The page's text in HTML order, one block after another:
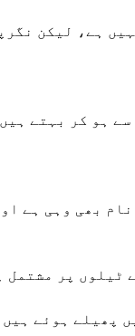
ہے، لیکن
ہو کر بہتے
بھی وہی ہے
ٹیلوں پر
پھیلے ہوئے